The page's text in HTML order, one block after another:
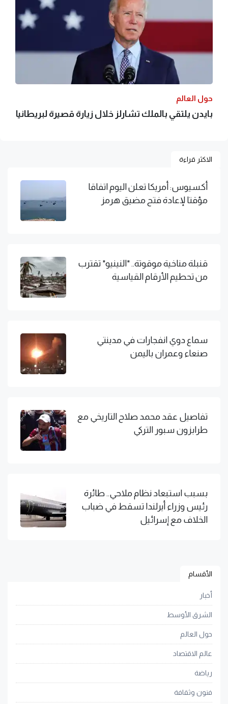
حول العالم
بايدن يلتقي بالملك تشارلز خلال زيارة قصيرة لبريطانيا
الاكثر قراءة
أكسيوس: أمريكا تعلن اليوم اتفاقا
مؤقتا لإعادة فتح مضيق هرمز
قنبلة مناخية موقوتة.. "النينيو" تقترب
من تحطيم الأرقام القياسية
سماع دوي انفجارات في مدينتي
صنعاء وعمران باليمن
تفاصيل عقد محمد صلاح التاريخي مع
طرابزون سبور التركي
بسبب استبعاد نظام ملاحي.. طائرة
رئيس وزراء أيرلندا تسقط في ضباب
الخلاف مع إسرائيل
الأقسام
أخبار
الشرق الأوسط
حول العالم
عالم الاقتصاد
رياضة
فنون وثقافة